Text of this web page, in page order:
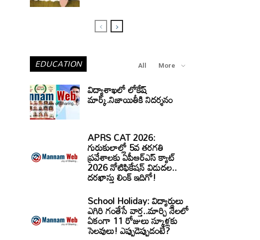
EDUCATION All More
విద్యాశాఖలో లోకేష్
మార్క్.నిజాయితీకి నిదర్శనం
APRS CAT 2026:
గురుకులాల్లో 5వ తరగతి
ప్రవేశాలకు ఏపీఆర్‌ఎస్‌ క్యాట్‌
2026 నోటిఫికేషన్‌ విడుదల..
దరఖాస్తు లింక్‌ ఇదిగో!
School Holiday: విద్యార్థులు
ఎగిరి గంతేసే వార్త..మార్చి నెలలో
ఏకంగా 11 రోజులు స్కూళ్లకు
సెలవులు! ఎప్పుడెప్పుడంటే?